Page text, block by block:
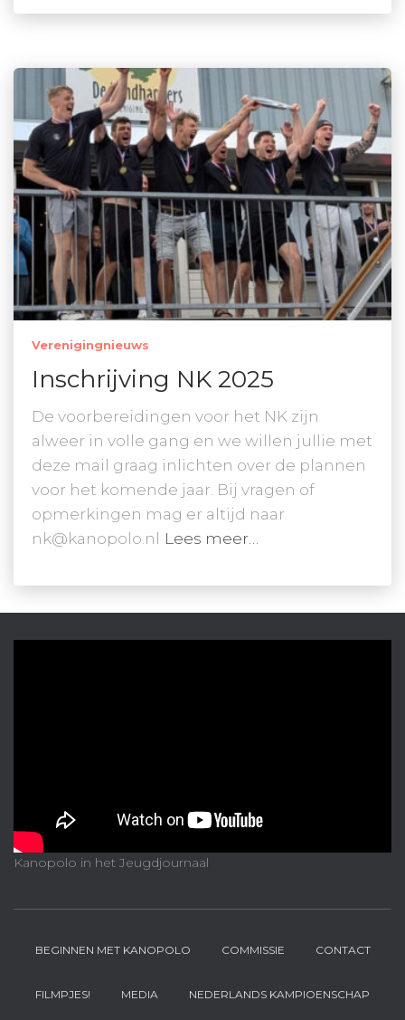
Verenigingnieuws
Inschrijving NK 2025
De voorbereidingen voor het NK zijn
alweer in volle gang en we willen jullie met
deze mail graag inlichten over de plannen
voor het komende jaar. Bij vragen of
opmerkingen mag er altijd naar
nk@kanopolo.nl Lees meer…
Kanopolo in het Jeugdjournaal
BEGINNEN MET KANOPOLO COMMISSIE CONTACT
FILMPJES! MEDIA NEDERLANDS KAMPIOENSCHAP